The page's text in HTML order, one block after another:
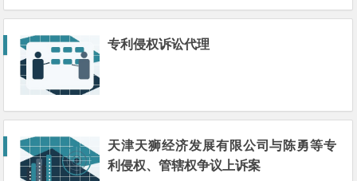
专利侵权诉讼代理
天津天狮经济发展有限公司与陈勇等专
利侵权、管辖权争议上诉案